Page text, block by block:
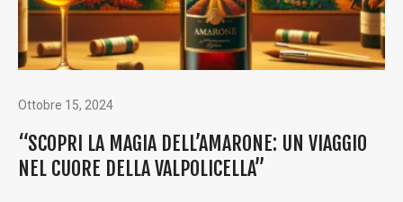
Ottobre 15, 2024
“SCOPRI LA MAGIA DELL’AMARONE: UN VIAGGIO
NEL CUORE DELLA VALPOLICELLA”